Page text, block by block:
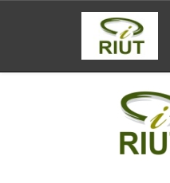
navigation